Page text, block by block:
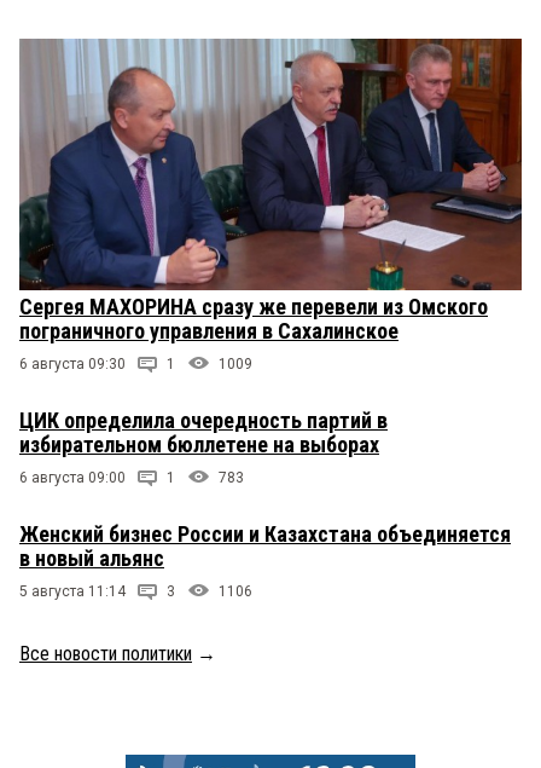
Сергея МАХОРИНА сразу же перевели из Омского
пограничного управления в Сахалинское
6 августа 09:30 1 1009
ЦИК определила очередность партий в
избирательном бюллетене на выборах
6 августа 09:00 1 783
Женский бизнес России и Казахстана объединяется
в новый альянс
5 августа 11:14 3 1106
Все новости политики →